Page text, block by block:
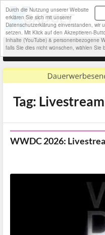
Durch die Nutzung unserer Website
erklären Sie sich mit unserer
Datenschutzerklärung einverstanden,
setzen. Mit Klick auf den Akzeptieren-
Inhalte (YouTube) & personenbezogene
falls Sie dies nicht wünschen, wählen Sie
Tag: Livestream
WWDC 2026: